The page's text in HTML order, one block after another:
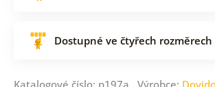
Dostupné ve čtyřech rozměrech
Katalogové číslo: p197a Výrobce: